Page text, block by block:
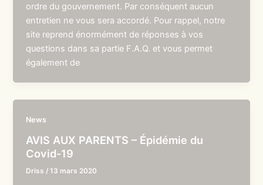
ordre du gouvernement. Par conséquent aucun
entretien ne vous sera accordé. Pour rappel, notre
site reprend énormément de réponses à vos
questions dans sa partie F.A.Q. et vous permet
également de
News
AVIS AUX PARENTS – Épidémie du
Covid-19
Driss /13 mars 2020